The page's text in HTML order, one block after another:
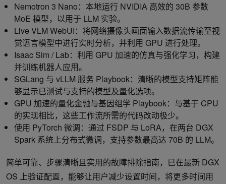
Nemotron 3 Nano：本地运行 NVIDIA 高效的 30B 参数
MoE 模型，以用于 LLM 实验。
Live VLM WebUI：将网络摄像头画面输入数据流传输至视
觉语言模型中进行实时分析，并利用 GPU 进行处理。
Isaac Sim / Lab：利用 GPU 加速的仿真与强化学习，构建
并训练机器人应用。
SGLang 与 vLLM 服务 Playbook：清晰的模型支持矩阵能
够显示已测试与支持的模型及量化选项。
GPU 加速的量化金融与基因组学 Playbook：与基于 CPU
的实现相比，这些工作流所需的代码改动极少。
使用 PyTorch 微调：通过 FSDP 与 LoRA，在两台 DGX
Spark 系统上分布式微调，支持参数最高达 70B 的 LLM。
简单可靠、步骤清晰且实用的故障排除指南，已在最新 DGX
OS 上验证配置，能够让用户减少设置时间，将更多时间用